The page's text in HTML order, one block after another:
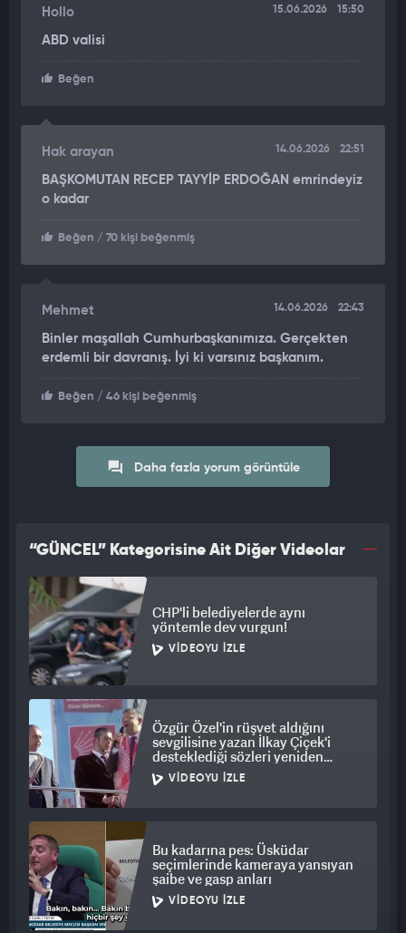
Hollo 15.06.2026 15:50
ABD valisi
Beğen
Hak arayan 14.06.2026 22:51
BAŞKOMUTAN RECEP TAYYİP ERDOĞAN emrindeyiz
o kadar
Beğen / 70 kişi beğenmiş
Mehmet 14.06.2026 22:43
Binler maşallah Cumhurbaşkanımıza. Gerçekten
erdemli bir davranış. İyi ki varsınız başkanım.
Beğen / 46 kişi beğenmiş
Daha fazla yorum görüntüle
“GÜNCEL” Kategorisine Ait Diğer Videolar
CHP'li belediyelerde aynı
yöntemle dev vurgun!
VIDEOYU İZLE
Özgür Özel'in rüşvet aldığını
sevgilisine yazan İlkay Çiçek'i
desteklediği sözleri yeniden
gündem oldu
VIDEOYU İZLE
Bu kadarına pes: Üsküdar
seçimlerinde kameraya yansıyan
şaibe ve gasp anları
VIDEOYU İZLE